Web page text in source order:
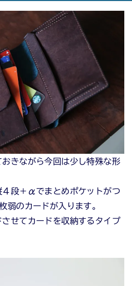
きながら今回は少し特殊な形
４段＋αでまとめポケットがつ
のカードが入ります。
せてカードを収納するタイプ